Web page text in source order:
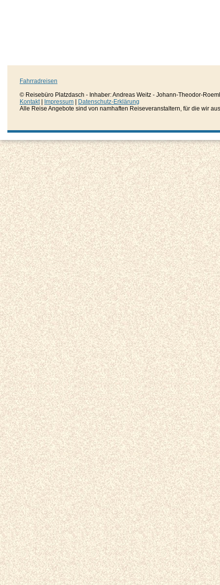
Fahrradreisen
© Reisebüro Platzdasch - Inhaber: Andreas Weitz - Johann-Theodor-
Kontakt| Impressum
Datenschutz-Erklärung
Alle Reise Angebote sind von namhaften Reiseveranstaltern, für die wir